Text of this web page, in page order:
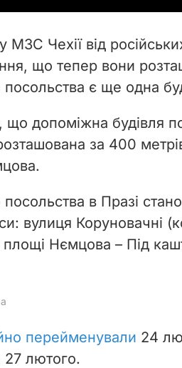
i
d
e
o
Чехії від
що тепер вони
посольства є ще одна
допоміжна будівля
за 400
посольства в Празі
вулиця Коруновачні
площі Нємцова – Під
перейменували 24
27 лютого.